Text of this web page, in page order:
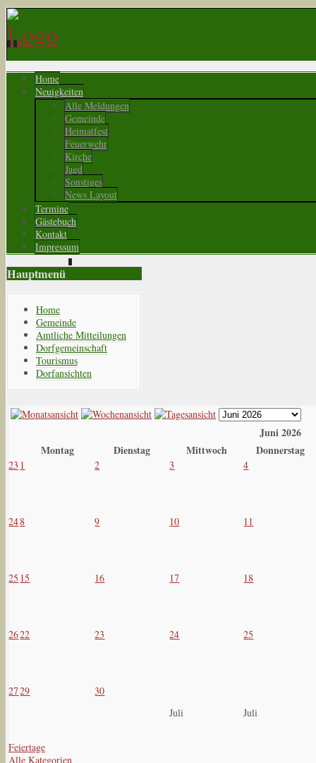
Home
Neuigkeiten
Alle Meldungen
Gemeinde
Heimatfest
Feuerwehr
Kirche
Jagd
Sonstiges
News Layout
Termine
Gästebuch
Kontakt
Impressum
Hauptmenü
Home
Gemeinde
Amtliche Mitteilungen
Dorfgemeinschaft
Tourismus
Dorfansichten
Juni 2026
Montag
Dienstag Mittwoch Donnerstag
23 1 2 3 4
248 9 10 11
25 15 16 17 18
2622 23 24 25
2729
30
Juli
Juli
Feiertage
Alle Kategorien